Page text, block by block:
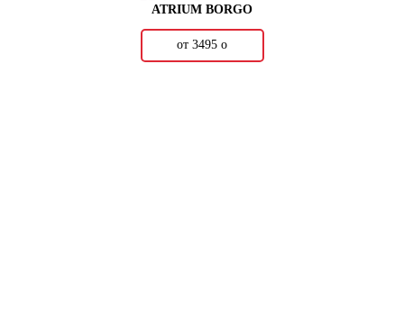
ATRIUM BORGO
от 3495 о